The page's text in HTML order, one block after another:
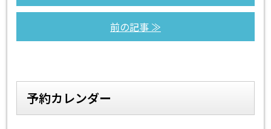
前の記事 ≫
予約カレンダー